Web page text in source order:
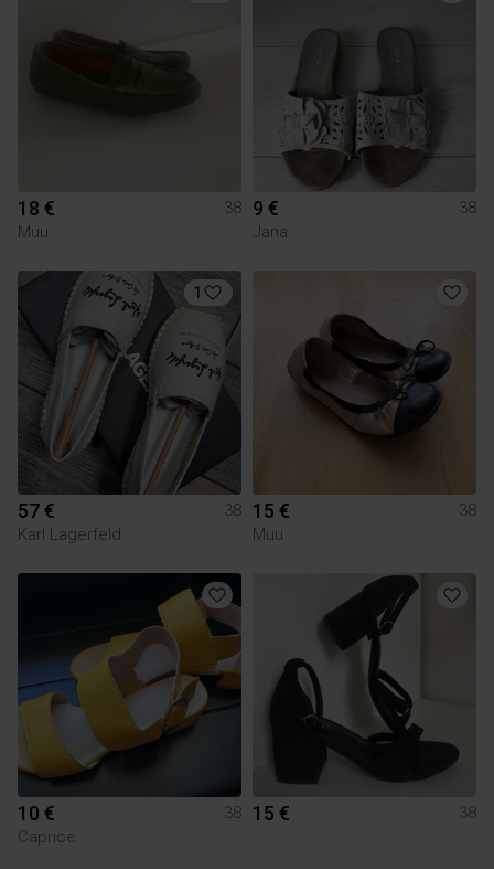
18 €
38
Muu
9 €
38
Jana
1
57 €
38
Karl Lagerfeld
15 €
38
Muu
10 €
38
Caprice
15 € 38